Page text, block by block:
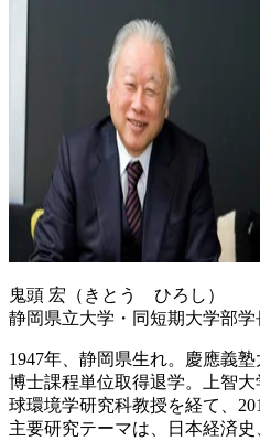
鬼頭 宏（きとう ひろし）
静岡県立大学・同短期大学部学
1947年、静岡県生れ。慶應義
博士課程単位取得退学。上智
球環境学研究科教授を経て、
主要研究テーマは、日本経済